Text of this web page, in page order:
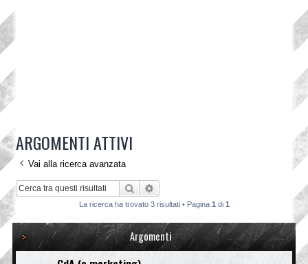
ARGOMENTI ATTIVI
Vai alla ricerca avanzata
Cerca
La ricerca ha trovato 3 risultati • Pagina 1 di 1
Argomenti